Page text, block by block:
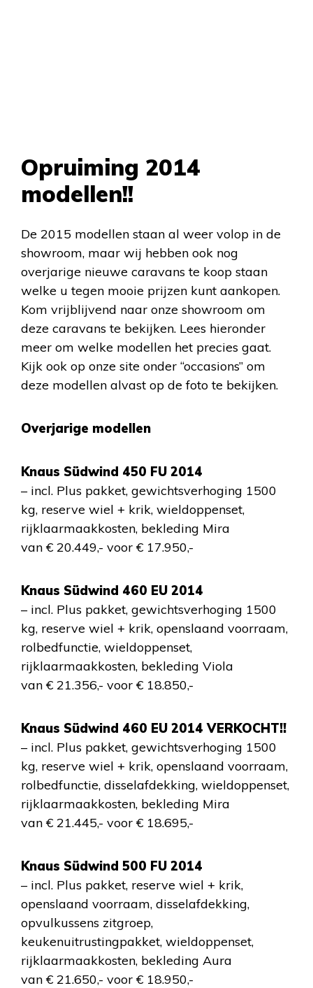
Opruiming 2014
modellen!!
De 2015 modellen staan al weer volop in de
showroom, maar wij hebben ook nog
overjarige nieuwe caravans te koop staan
welke u tegen mooie prijzen kunt aankopen.
Kom vrijblijvend naar onze showroom om
deze caravans te bekijken. Lees hieronder
meer om welke modellen het precies gaat.
Kijk ook op onze site onder “occasions” om
deze modellen alvast op de foto te bekijken.
Overjarige modellen
Knaus Südwind 450 FU 2014
– incl. Plus pakket, gewichtsverhoging 1500
kg, reserve wiel + krik, wieldoppenset,
rijklaarmaakkosten, bekleding Mira
van € 20.449,- voor € 17.950,-
Knaus Südwind 460 EU 2014
– incl. Plus pakket, gewichtsverhoging 1500
kg, reserve wiel + krik, openslaand voorraam,
rolbedfunctie, wieldoppenset,
rijklaarmaakkosten, bekleding Viola
van € 21.356,- voor € 18.850,-
Knaus Südwind 460 EU 2014 VERKOCHT!!
– incl. Plus pakket, gewichtsverhoging 1500
kg, reserve wiel + krik, openslaand voorraam,
rolbedfunctie, disselafdekking, wieldoppenset,
rijklaarmaakkosten, bekleding Mira
van € 21.445,- voor € 18.695,-
Knaus Südwind 500 FU 2014
– incl. Plus pakket, reserve wiel + krik,
openslaand voorraam, disselafdekking,
opvulkussens zitgroep,
keukenuitrustingpakket, wieldoppenset,
rijklaarmaakkosten, bekleding Aura
van € 21.650,- voor € 18.950,-